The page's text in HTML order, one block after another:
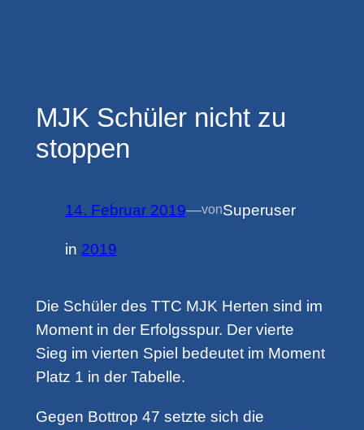
MJK Schüler nicht zu
stoppen
14. Februar 2019—vonSuperuser
in 2019
Die Schüler des TTC MJK Herten sind im
Moment in der Erfolgsspur. Der vierte
Sieg im vierten Spiel bedeutet im Moment
Platz 1 in der Tabelle.
Gegen Bottrop 47 setzte sich die